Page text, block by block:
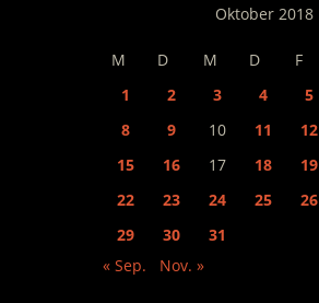
Oktober 2018
M D M D F
1
2 3 4 5
8
9 10 11 12
15
16 17 18 19
22
23 24 25 26
29
30
31
« Sep.
Nov. »